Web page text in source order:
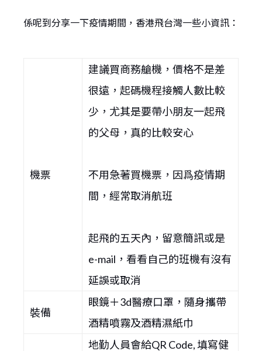
係呢到分享一下疫情期間，香港飛台灣一些小資訊：
機票
建議買商務艙機，價格不是差
很遠，起碼機程接觸人數比較
少，尤其是要帶小朋友一起飛
的父母，真的比較安心
不用急著買機票，因爲疫情期
間，經常取消航班
起飛的五天內，留意簡訊或是
e-mail，看看自己的班機有沒有
延誤或取消
裝備
眼鏡＋3d醫療口罩，隨身攜帶
酒精噴霧及酒精濕紙巾
地勤人員會給QR Code, 填寫健